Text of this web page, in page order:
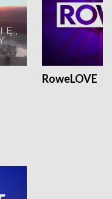
RoweLOVE